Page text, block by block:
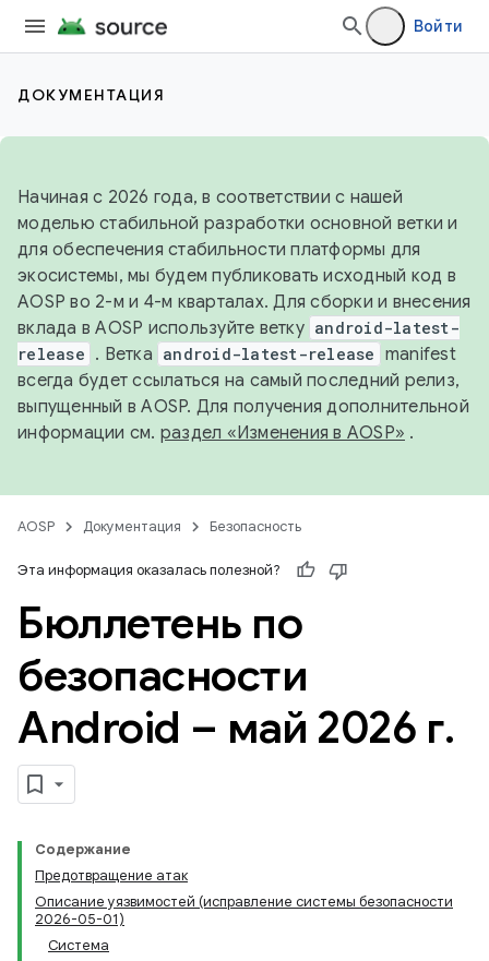
Войти
ДОКУМЕНТАЦИЯ
Начиная с 2026 года, в соответствии с нашей
моделью стабильной разработки основной ветки и
для обеспечения стабильности платформы для
экосистемы, мы будем публиковать исходный код в
AOSP во 2-м и 4-м кварталах. Для сборки и внесения
вклада в AOSP используйте ветку android-latest-
release . Ветка android-latest-release manifest
всегда будет ссылаться на самый последний релиз,
выпущенный в AOSP. Для получения дополнительной
информации см. раздел «Изменения в AOSP» .
AOSP Документация Безопасность
Эта информация оказалась полезной?
Бюллетень по
безопасности
Android – май 2026 г.
Содержание
Предотвращение атак
Описание уязвимостей (исправление системы безопасности
2026-05-01)
Система